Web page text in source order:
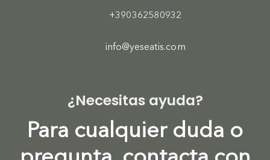
+390362580932
info@yeseatis.com
¿Necesitas ayuda?
Para cualquier duda o